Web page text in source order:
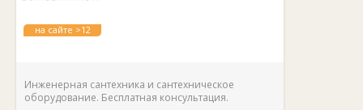
на сайте >12
Инженерная сантехника и сантехническое
оборудование. Бесплатная консультация.